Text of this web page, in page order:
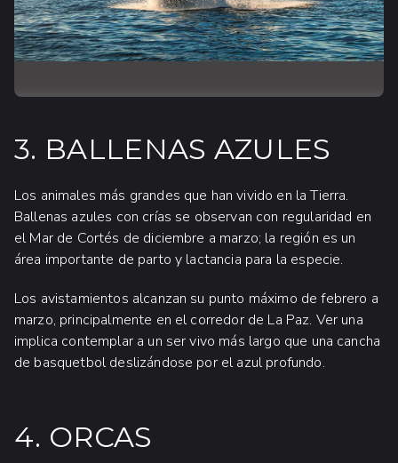
3. BALLENAS AZULES
Los animales más grandes que han vivido en la Tierra.
Ballenas azules con crías se observan con regularidad en
el Mar de Cortés de diciembre a marzo; la región es un
área importante de parto y lactancia para la especie.
Los avistamientos alcanzan su punto máximo de febrero a
marzo, principalmente en el corredor de La Paz. Ver una
implica contemplar a un ser vivo más largo que una cancha
de basquetbol deslizándose por el azul profundo.
4. ORCAS